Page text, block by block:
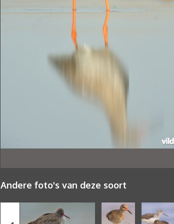
Andere foto's van deze soort